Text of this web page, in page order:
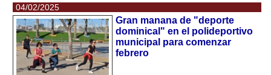
04/02/2025
Gran manana de "deporte
dominical" en el polideportivo
municipal para comenzar
febrero